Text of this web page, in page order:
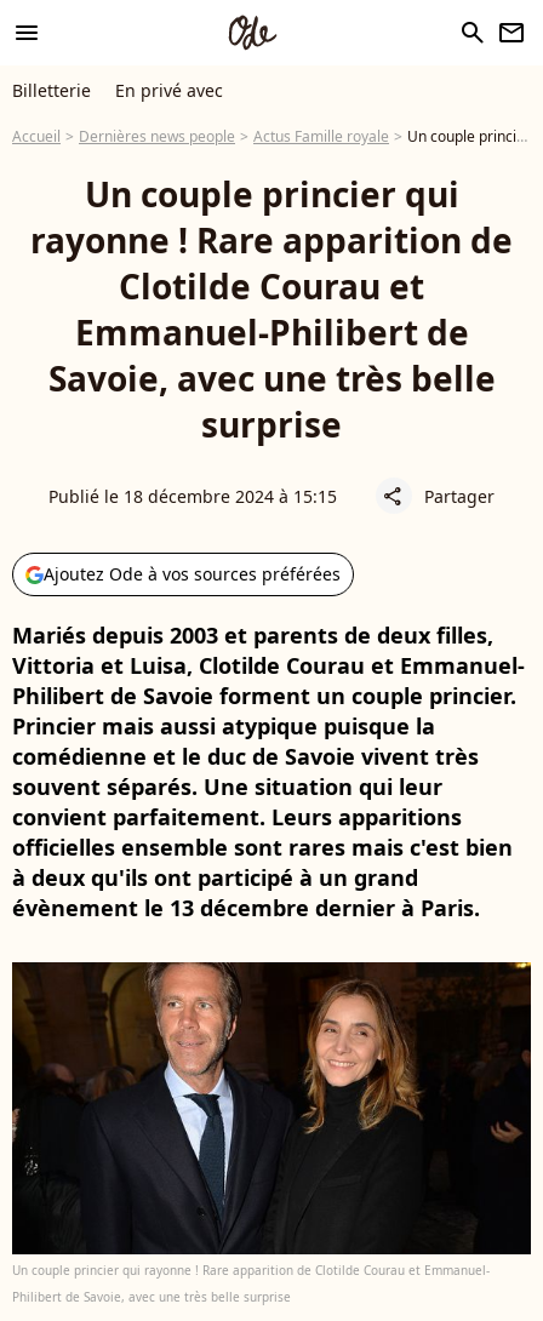
menu search newsletter
Billetterie En privé avec
Accueil Dernières news people Actus Famille royale Un couple princier qui rayonne ! Rare apparition de Clotilde Courau et Emmanuel-Philibert de Savoie, avec une très belle surprise
Un couple princier qui
rayonne ! Rare apparition de
Clotilde Courau et
Emmanuel-Philibert de
Savoie, avec une très belle
surprise
Publié le 18 décembre 2024 à 15:15 share Partager
Ajoutez Ode à vos sources préférées
Mariés depuis 2003 et parents de deux filles,
Vittoria et Luisa, Clotilde Courau et Emmanuel-
Philibert de Savoie forment un couple princier.
Princier mais aussi atypique puisque la
comédienne et le duc de Savoie vivent très
souvent séparés. Une situation qui leur
convient parfaitement. Leurs apparitions
officielles ensemble sont rares mais c'est bien
à deux qu'ils ont participé à un grand
évènement le 13 décembre dernier à Paris.
Un couple princier qui rayonne ! Rare apparition de Clotilde Courau et Emmanuel-
Philibert de Savoie, avec une très belle surprise